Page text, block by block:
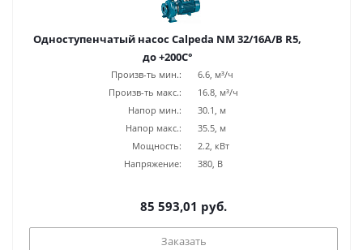
Одноступенчатый насос Calpeda NM 32/16A/B R5,
до +200С°
Произв-ть мин.:
6.6, м³/ч
Произв-ть макс.:
16.8, м³/ч
Напор мин.:
30.1, м
Напор макс.:
35.5, м
Мощность:
2.2, кВт
Напряжение:
380, В
85 593,01 руб.
Заказать